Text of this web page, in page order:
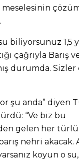
meselesinin
biliyorsunuz 1,5
çağrıyla Barış
durumda. Sizler
şu anda” diyen
“Ve biz bu
gelen her
nehri akacak.
koyun o su,